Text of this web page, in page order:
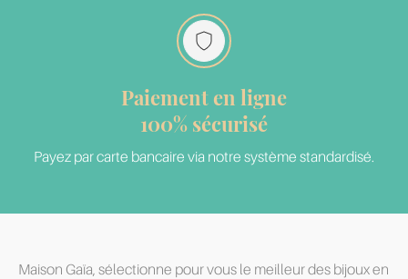
Paiement en ligne
100% sécurisé
Payez par carte bancaire via notre système standardisé.
Maison Gaïa, sélectionne pour vous le meilleur des bijoux en